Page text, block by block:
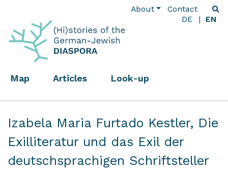
About
Contact
DE
EN
Map Articles Look-up
Izabela Maria Furtado Kestler, Die
Exilliteratur und das Exil der
deutschsprachigen Schriftsteller